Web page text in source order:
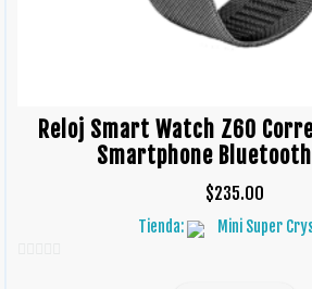
Reloj Smart Watch Z60
Smartphone
$235.00
Tienda: Mini Super